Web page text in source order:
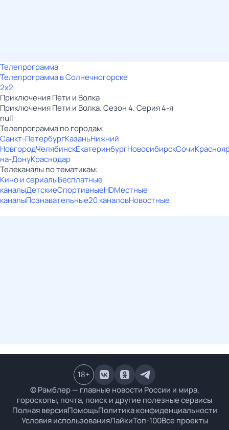
Телепрограмма
Телепрограмма в Солнечногорске
2x2
Приключения Пети и Волка
Приключения Пети и Волка. Сезон 4. Серия 4-я
null
Телепрограмма по городам:
Санкт-ПетербургКазаньНижний
НовгородЧелябинскЕкатеринбургНовосибирскСочи
на-ДонуКраснодар
Телеканалы по тематикам:
Кино и сериалыБесплатные
каналыДетскиеСпортивныеHDМестные
каналыПознавательные20 каналовНовостные
© Рамблер — главные новости России и мира,
гороскопы, почта, поиск и другие полезные сервисы
Полная версияПомощьПолитика конфиденциальности
Условия использованияЛайкиТоп-100Все проекты
18+